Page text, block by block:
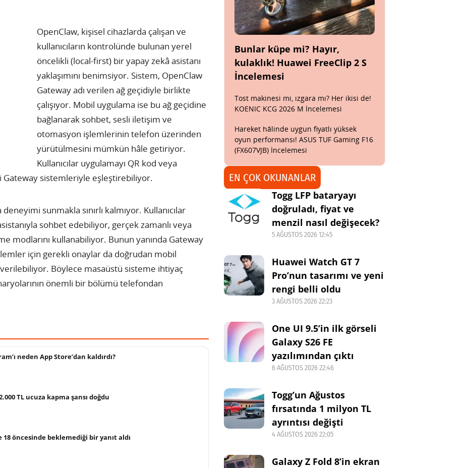
OpenClaw, kişisel cihazlarda çalışan ve
kullanıcıların kontrolünde bulunan yerel
öncelikli (local-first) bir yapay zekâ asistanı
yaklaşımını benimsiyor. Sistem, OpenClaw
Gateway adı verilen ağ geçidiyle birlikte
çalışıyor. Mobil uygulama ise bu ağ geçidine
bağlanarak sohbet, sesli iletişim ve
otomasyon işlemlerinin telefon üzerinden
yürütülmesini mümkün hâle getiriyor.
Kullanıcılar uygulamayı QR kod veya
sistemleriyle eşleştirebiliyor.
sunmakla sınırlı kalmıyor. Kullanıcılar
sohbet edebiliyor, gerçek zamanlı veya
modlarını kullanabiliyor. Bunun yanında Gateway
için gerekli onaylar da doğrudan mobil
Böylece masaüstü sisteme ihtiyaç
önemli bir bölümü telefondan
neden App Store’dan kaldırdı?
TL ucuza kapma şansı doğdu
18 öncesinde beklemediği bir yanıt aldı
Bunlar küpe mi? Hayır,
kulaklık! Huawei FreeClip 2 S
İncelemesi
Tost makinesi mi, ızgara mı? Her ikisi de!
KOENIC KCG 2026 M İncelemesi
Hareket hâlinde uygun fiyatlı yüksek
oyun performansı! ASUS TUF Gaming F16
(FX607VJB) İncelemesi
EN ÇOK OKUNANLAR
Togg LFP bataryayı
doğruladı, fiyat ve
menzil nasıl değişecek?
5 AĞUSTOS 2026 12:45
Huawei Watch GT 7
Pro’nun tasarımı ve yeni
rengi belli oldu
3 AĞUSTOS 2026 22:23
One UI 9.5’in ilk görseli
Galaxy S26 FE
yazılımından çıktı
6 AĞUSTOS 2026 22:46
Togg’un Ağustos
fırsatında 1 milyon TL
ayrıntısı değişti
4 AĞUSTOS 2026 22:05
Galaxy Z Fold 8’in ekran